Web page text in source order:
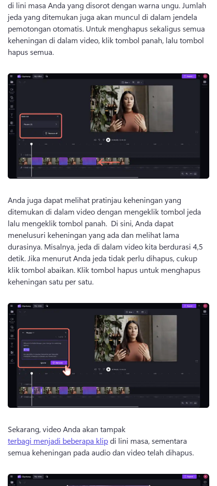
di lini masa Anda yang disorot dengan warna ungu. Jumlah
jeda yang ditemukan juga akan muncul di dalam jendela
pemotongan otomatis. Untuk menghapus sekaligus semua
keheningan di dalam video, klik tombol panah, lalu tombol
hapus semua.
Anda juga dapat melihat pratinjau keheningan yang
ditemukan di dalam video dengan mengeklik tombol jeda
lalu mengeklik tombol panah. Di sini, Anda dapat
menelusuri keheningan yang ada dan melihat lama
durasinya. Misalnya, jeda di dalam video kita berdurasi 4,5
detik. Jika menurut Anda jeda tidak perlu dihapus, cukup
klik tombol abaikan. Klik tombol hapus untuk menghapus
keheningan satu per satu.
Sekarang, video Anda akan tampak
terbagi menjadi beberapa klip di lini masa, sementara
semua keheningan pada audio dan video telah dihapus.